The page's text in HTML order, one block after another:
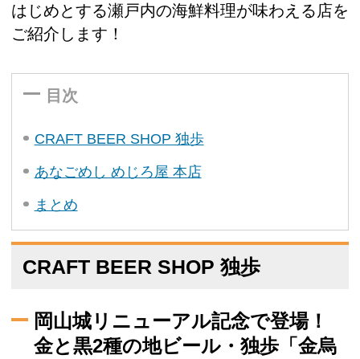
はじめとする瀬戸内の海鮮料理が味わえる店を
ご紹介します！
目次
CRAFT BEER SHOP 独歩
あなごめし めじろ屋 本店
まとめ
CRAFT BEER SHOP 独歩
岡山城リニューアル記念で登場！
金と黒2種の地ビール・独歩「金烏